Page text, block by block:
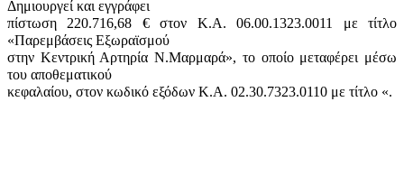
Δημιουργεί και εγγράφει
πίστωση 220.716,68 € στον Κ.Α. 06.00.1323.0011 με τίτλο
«Παρεμβάσεις Εξωραϊσμού
στην Κεντρική Αρτηρία Ν.Μαρμαρά», το οποίο μεταφέρει μέσω
του αποθεματικού
κεφαλαίου, στον κωδικό εξόδων Κ.Α. 02.30.7323.0110 με τίτλο «.